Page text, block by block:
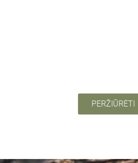
PERŽIŪRĖTI